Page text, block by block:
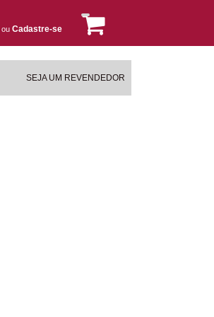
ou Cadastre-se
SEJA UM REVENDEDOR